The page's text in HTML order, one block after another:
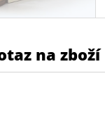
na zboží